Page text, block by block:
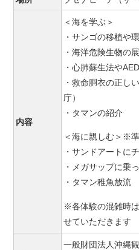
内容
＜海を学ぶ＞
・サンゴの移植や
・海洋危険生物の
・心肺蘇生法や
・救命胴衣の正し
庁）
・タマンの紹介
＜海に親しむ＞※
・サンドアートに
・メガサップに乗
・タマン稚魚放流
※各体験の混雑時
せていただきます
一般財団法人沖縄